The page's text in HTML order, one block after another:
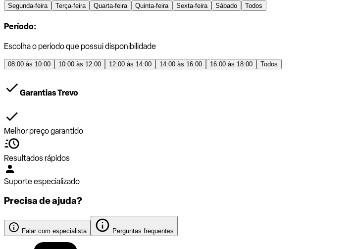
Segunda-feira Terça-feira Quarta-feira Quinta-feira Sexta-feira Sábado Todos
Período:
Escolha o período que possui disponibilidade
08:00 às 10:00 10:00 às 12:00 12:00 às 14:00 14:00 às 16:00 16:00 às 18:00 Todos
Garantias Trevo
Melhor preço garantido
Resultados rápidos
Suporte especializado
Precisa de ajuda?
Falar com especialista Perguntas frequentes